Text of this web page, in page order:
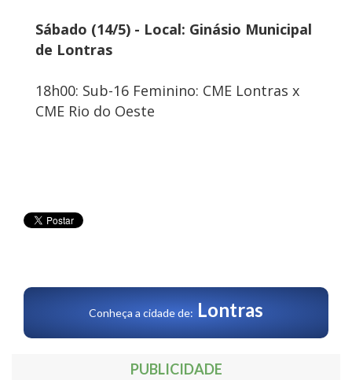
Sábado (14/5) - Local: Ginásio Municipal
de Lontras
18h00: Sub-16 Feminino: CME Lontras x
CME Rio do Oeste
Conheça a cidade de: Lontras
PUBLICIDADE